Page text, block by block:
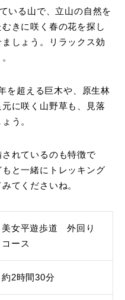
いる山で、立山の自然を
きに咲く春の花を探し
しょう。リラックス効
を超える巨木や、原生林
に咲く山野草も、見落
う。
れているのも特徴で
と一緒にトレッキング
てくださいね。
美女平遊歩道 外回り
コース
約2時間30分